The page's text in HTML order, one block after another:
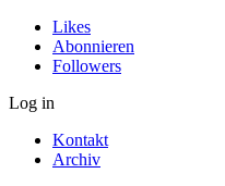
Likes
Abonnieren
Followers
Log in
Kontakt
Archiv